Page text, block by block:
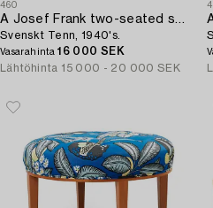
460
A Josef Frank two-seated sofa,
Svenskt Tenn, 1940's.
Vasarahinta16 000 SEK
Lähtöhinta 15 000 - 20 000 SEK